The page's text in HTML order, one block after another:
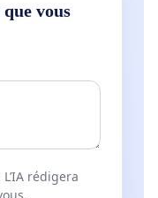
vous
rédigera